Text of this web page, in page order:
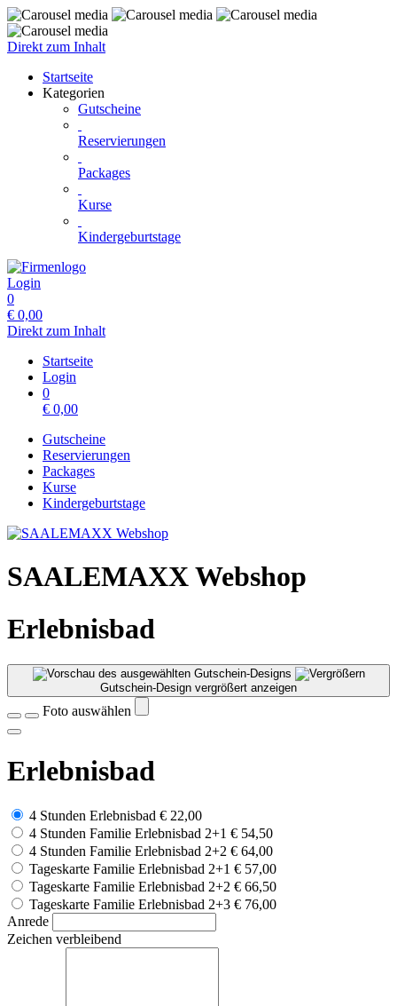
Direkt zum Inhalt
Startseite
Kategorien
Gutscheine
Reservierungen
Packages
Kurse
Kindergeburtstage
Login
0
€ 0,00
Direkt zum Inhalt
Startseite
Login
0
€ 0,00
Gutscheine
Reservierungen
Packages
Kurse
Kindergeburtstage
SAALEMAXX Webshop
Erlebnisbad
Gutschein-Design vergrößert anzeigen
Foto auswählen
Erlebnisbad
4 Stunden Erlebnisbad € 22,00
4 Stunden Familie Erlebnisbad 2+1 € 54,50
4 Stunden Familie Erlebnisbad 2+2 € 64,00
Tageskarte Familie Erlebnisbad 2+1 € 57,00
Tageskarte Familie Erlebnisbad 2+2 € 66,50
Tageskarte Familie Erlebnisbad 2+3 € 76,00
Anrede
Zeichen verbleibend